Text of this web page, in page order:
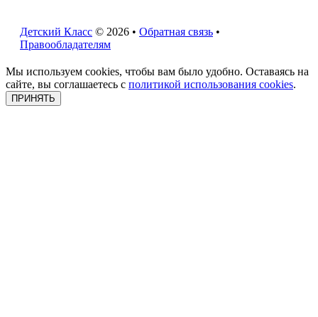
Детский Класс © 2026 • Обратная связь •
Правообладателям
Мы используем cookies, чтобы вам было удобно. Оставаясь на
сайте, вы соглашаетесь с политикой использования cookies.
ПРИНЯТЬ